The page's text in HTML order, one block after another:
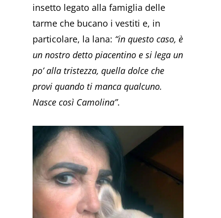
insetto legato alla famiglia delle
tarme che bucano i vestiti e, in
particolare, la lana: “in questo caso, è
un nostro detto piacentino e si lega un
po’ alla tristezza, quella dolce che
provi quando ti manca qualcuno.
Nasce così Camolina”.